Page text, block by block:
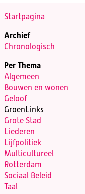
Startpagina
Archief
Chronologisch
Per Thema
Algemeen
Bouwen en wonen
Geloof
GroenLinks
Grote Stad
Liederen
Lijfpolitiek
Multicultureel
Rotterdam
Sociaal Beleid
Taal